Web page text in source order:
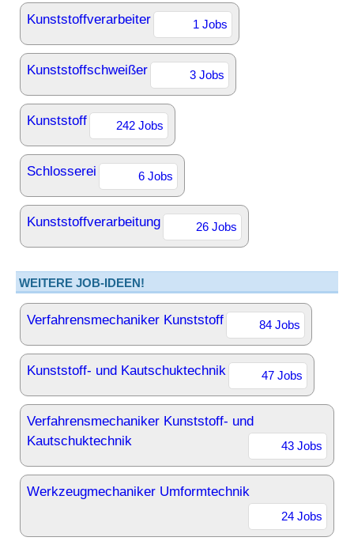
Kunststoffverarbeiter 1 Jobs
Kunststoffschweißer 3 Jobs
Kunststoff 242 Jobs
Schlosserei 6 Jobs
Kunststoffverarbeitung 26 Jobs
WEITERE JOB-IDEEN!
Verfahrensmechaniker Kunststoff 84 Jobs
Kunststoff- und Kautschuktechnik 47 Jobs
Verfahrensmechaniker Kunststoff- und
Kautschuktechnik
43 Jobs
Werkzeugmechaniker Umformtechnik
24 Jobs